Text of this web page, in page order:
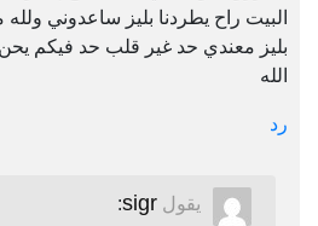
البيت راح يطردنا بليز ساعدوني
بليز معندي حد غير قلب حد فيكم
الله
رد
يقول sigr
: